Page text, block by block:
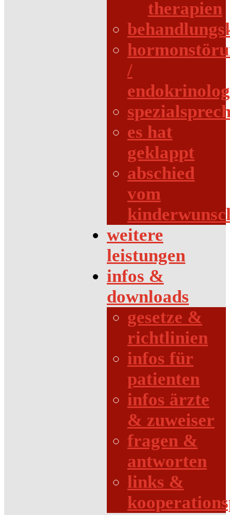
therapien
/
es hat
geklappt
abschied
vom
weitere
leistungen
infos &
downloads
gesetze &
richtlinien
infos für
patienten
infos ärzte
& zuweiser
fragen &
antworten
links &